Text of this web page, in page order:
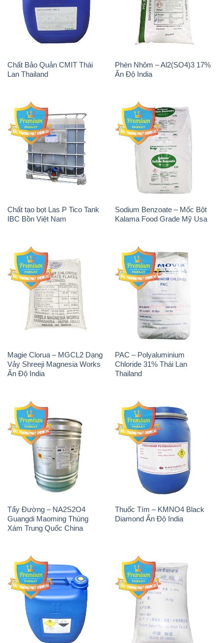
Chất Bảo Quản CMIT Thái
Lan Thailand
Phèn Nhôm – Al2(SO4)3 17%
Ấn Độ India
Chất tạo bọt Las P Tico Tank
IBC Bồn Việt Nam
Sodium Benzoate – Mốc Bột
Kalama Food Grade Mỹ Usa
Magie Clorua – MGCL2 Dạng
Vảy Shreeji Magnesia Works
Ấn Độ India
PAC – Polyaluminium
Chloride 31% Thái Lan
Thailand
Tẩy Đường – NA2S2O4
Guangdi Maoming Thùng
Xám Trung Quốc China
Thuốc Tím – KMNO4 Black
Diamond Ấn Độ India